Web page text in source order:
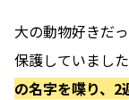
大の動物好きだ
保護していました
の名字を喋り、2